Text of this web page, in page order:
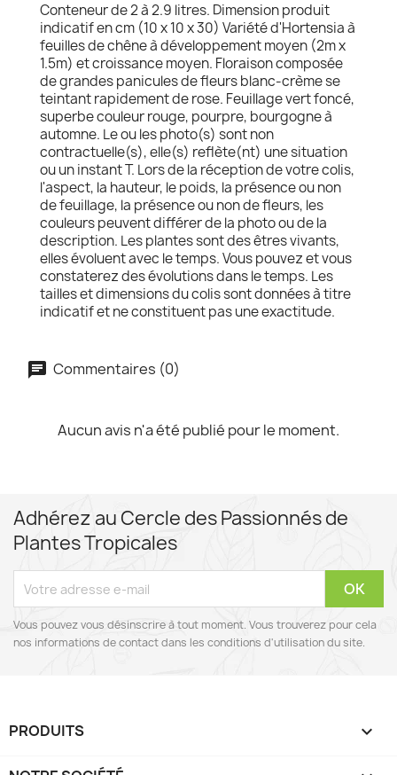
Conteneur de 2 à 2.9 litres. Dimension produit
indicatif en cm (10 x 10 x 30) Variété d'Hortensia à
feuilles de chêne à développement moyen (2m x
1.5m) et croissance moyen. Floraison composée
de grandes panicules de fleurs blanc-crème se
teintant rapidement de rose. Feuillage vert foncé,
superbe couleur rouge, pourpre, bourgogne à
automne. Le ou les photo(s) sont non
contractuelle(s), elle(s) reflète(nt) une situation
ou un instant T. Lors de la réception de votre colis,
l'aspect, la hauteur, le poids, la présence ou non
de feuillage, la présence ou non de fleurs, les
couleurs peuvent différer de la photo ou de la
description. Les plantes sont des êtres vivants,
elles évoluent avec le temps. Vous pouvez et vous
constaterez des évolutions dans le temps. Les
tailles et dimensions du colis sont données à titre
indicatif et ne constituent pas une exactitude.
Commentaires (0)
Aucun avis n'a été publié pour le moment.
Adhérez au Cercle des Passionnés de
Plantes Tropicales
Vous pouvez vous désinscrire à tout moment. Vous trouverez pour cela
nos informations de contact dans les conditions d'utilisation du site.
PRODUITS 